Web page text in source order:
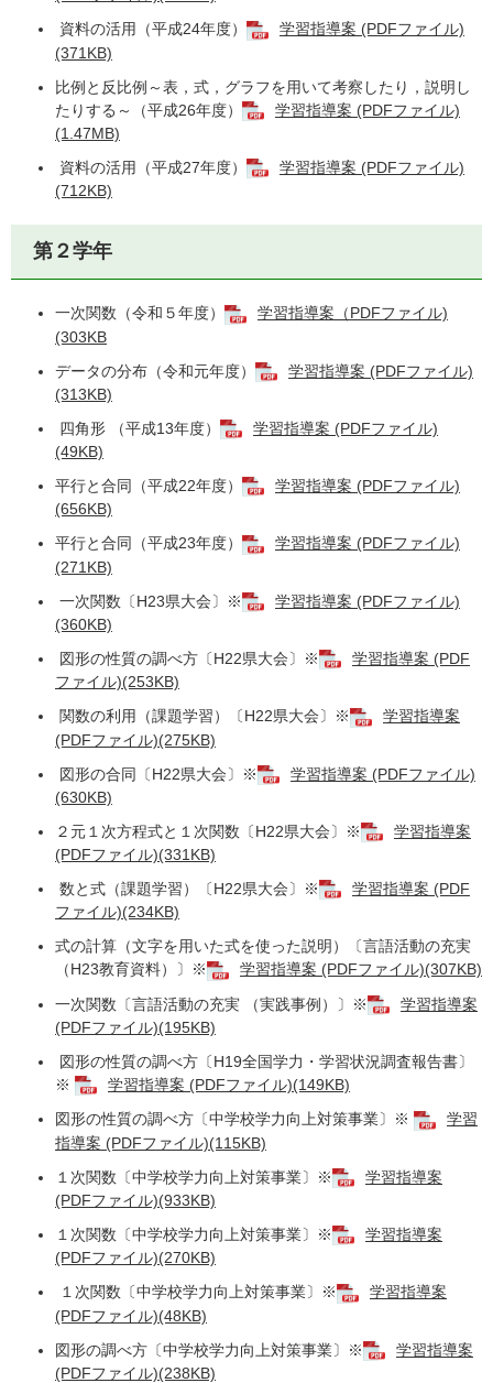
資料の活用（平成24年度）
学習指導案 (PDFファイル)
(371KB)
比例と反比例～表，式，グラフを用いて考察したり，説明し
たりする～（平成26年度）
学習指導案 (PDFファイル)
(1.47MB)
資料の活用（平成27年度）
学習指導案 (PDFファイル)
(712KB)
第２学年
一次関数（令和５年度）
学習指導案（PDFファイル)
(303KB
データの分布（令和元年度）
学習指導案 (PDFファイル)
(313KB)
四角形 （平成13年度）
学習指導案 (PDFファイル)
(49KB)
平行と合同（平成22年度）
学習指導案 (PDFファイル)
(656KB)
平行と合同（平成23年度）
学習指導案 (PDFファイル)
(271KB)
一次関数〔H23県大会〕※
学習指導案 (PDFファイル)
(360KB)
図形の性質の調べ方〔H22県大会〕※
学習指導案 (PDF
ファイル)(253KB)
関数の利用（課題学習）〔H22県大会〕※
学習指導案
(PDFファイル)(275KB)
図形の合同〔H22県大会〕※
学習指導案 (PDFファイル)
(630KB)
２元１次方程式と１次関数〔H22県大会〕※
学習指導案
(PDFファイル)(331KB)
数と式（課題学習）〔H22県大会〕※
学習指導案 (PDF
ファイル)(234KB)
式の計算（文字を用いた式を使った説明）〔言語活動の充実
（H23教育資料）〕※
学習指導案 (PDFファイル)(307KB)
一次関数〔言語活動の充実 （実践事例）〕※
学習指導案
(PDFファイル)(195KB)
図形の性質の調べ方〔H19全国学力・学習状況調査報告書〕
※
学習指導案 (PDFファイル)(149KB)
図形の性質の調べ方〔中学校学力向上対策事業〕※
学習
指導案 (PDFファイル)(115KB)
１次関数〔中学校学力向上対策事業〕※
学習指導案
(PDFファイル)(933KB)
１次関数〔中学校学力向上対策事業〕※
学習指導案
(PDFファイル)(270KB)
１次関数〔中学校学力向上対策事業〕※
学習指導案
(PDFファイル)(48KB)
図形の調べ方〔中学校学力向上対策事業〕※
学習指導案
(PDFファイル)(238KB)